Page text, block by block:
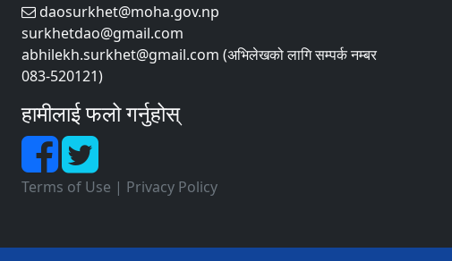
daosurkhet@moha.gov.np
surkhetdao@gmail.com
abhilekh.surkhet@gmail.com (अभिलेखको लागि सम्पर्क नम्बर
083-520121)
हामीलाई फलो गर्नुहोस्
Terms of Use | Privacy Policy